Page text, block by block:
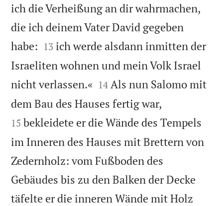
ich die Verheißung an dir wahrmachen,
die ich deinem Vater David gegeben
habe: 

13 ich werde alsdann inmitten der
Israeliten wohnen und mein Volk Israel
nicht verlassen.« 

14 Als nun Salomo mit
dem Bau des Hauses fertig war,
15 bekleidete er die Wände des Tempels
im Inneren des Hauses mit Brettern von
Zedernholz: vom Fußboden des
Gebäudes bis zu den Balken der Decke
täfelte er die inneren Wände mit Holz